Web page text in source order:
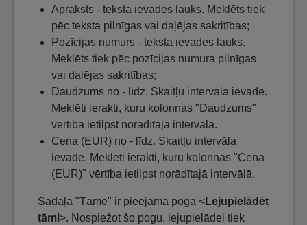
Apraksts - teksta ievades lauks. Meklēts tiek
pēc teksta pilnīgas vai daļējas sakritības;
Pozīcijas numurs - teksta ievades lauks.
Meklēts tiek pēc pozīcijas numura pilnīgas
vai daļējas sakritības;
Daudzums no - līdz. Skaitļu intervāla ievade.
Meklēti ierakti, kuru kolonnas "Daudzums"
vērtība ietilpst norādītājā intervālā.
Cena (EUR) no - līdz. Skaitļu intervāla
ievade. Meklēti ierakti, kuru kolonnas "Cena
(EUR)" vērtība ietilpst norādītajā intervālā.
Sadaļā "Tāme" ir pieejama poga <Lejupielādēt
tāmi>. Nospiežot šo pogu, lejupielādei tiek